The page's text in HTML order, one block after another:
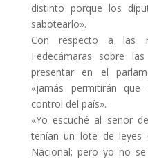
distinto porque los
sabotearlo».
Con respecto a las
Fedecámaras sobre
presentar en el
«jamás permitirán
control del país».
«Yo escuché al señor
tenían un lote de leyes
Nacional; pero yo no